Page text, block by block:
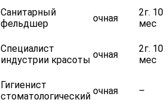
Санитарный
фельдшер
очная
2г. 10
мес
Специалист
индустрии красоты очная
2г. 10
мес
Гигиенист
стоматологический очная –